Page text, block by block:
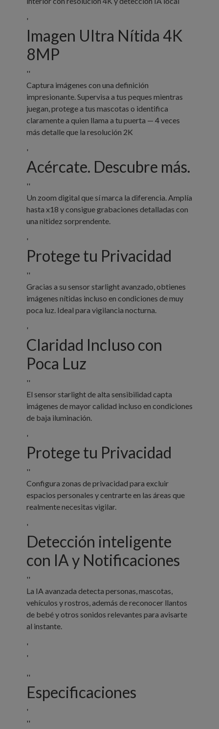
'
Imagen Ultra Nítida 4K
8MP
''
Captura imágenes con una definición
impresionante. Supervisa a tus peques mientras
juegan, protege a tus mascotas o identifica
claramente a quien llama a tu puerta — 4 veces
más detalle que la resolución 2K
'
Acércate. Descubre más.
''
Un zoom digital que sí marca la diferencia. Amplía
hasta x18 y consigue grabaciones detalladas con
una nitidez sorprendente.
'
Protege tu Privacidad
''
Gracias a su sensor starlight avanzado, obtienes
imágenes nítidas incluso en condiciones de muy
poca luz. Ideal para vigilancia nocturna.
'
Claridad Incluso con
Poca Luz
''
El sensor starlight de alta sensibilidad capta
imágenes de mayor calidad incluso en condiciones
de baja iluminación.
'
Protege tu Privacidad
''
Configura zonas de privacidad para excluir
espacios personales y centrarte en las áreas que
realmente necesitas vigilar.
'
Detección inteligente
con IA y Notificaciones
''
La IA avanzada detecta personas, mascotas,
vehículos y rostros, además de reconocer llantos
de bebé y otros sonidos relevantes para avisarte
al instante.
'
'
''
Especificaciones
'
''